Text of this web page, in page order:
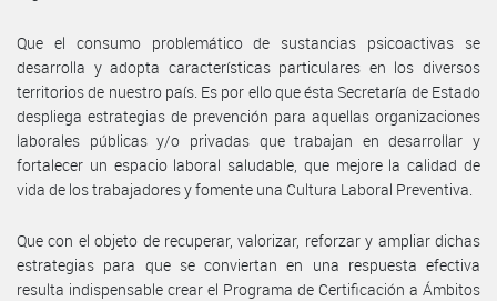
Que el consumo problemático de sustancias psicoactivas se
desarrolla y adopta características particulares en los diversos
territorios de nuestro país. Es por ello que ésta Secretaría de Estado
despliega estrategias de prevención para aquellas organizaciones
laborales públicas y/o privadas que trabajan en desarrollar y
fortalecer un espacio laboral saludable, que mejore la calidad de
vida de los trabajadores y fomente una Cultura Laboral Preventiva.
Que con el objeto de recuperar, valorizar, reforzar y ampliar dichas
estrategias para que se conviertan en una respuesta efectiva
resulta indispensable crear el Programa de Certificación a Ámbitos